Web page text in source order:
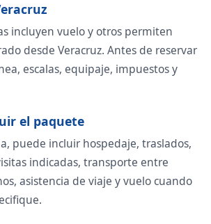
incluyen vuelo y otros permiten
desde Veracruz. Antes de reservar
escalas, equipaje, impuestos y
el paquete
puede incluir hospedaje, traslados,
indicadas, transporte entre
asistencia de viaje y vuelo cuando